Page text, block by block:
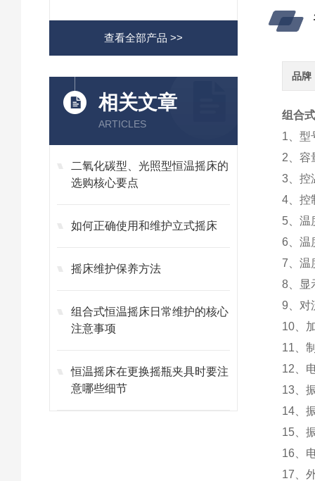
查看全部产品 >>
相关文章
ARTICLES
二氧化碳型、光照型恒温摇床的
选购核心要点
如何正确使用和维护立式摇床
摇床维护保养方法
组合式恒温摇床日常维护的核心
注意事项
恒温摇床在更换摇瓶夹具时要注
意哪些细节
品牌
组合
1、型
2、容
3、控
4、控
5、温
6、温
7、温
8、显
9、对
10、
11、
12、
13、
14、
15、
16、
17、